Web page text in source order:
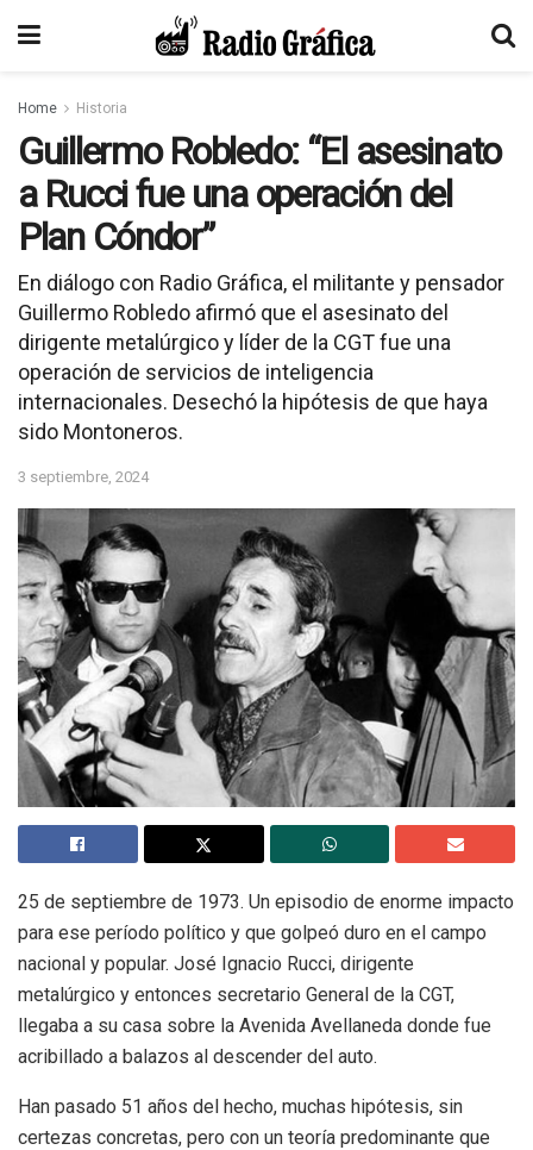
Home Historia
Guillermo Robledo: “El asesinato
a Rucci fue una operación del
Plan Cóndor”
En diálogo con Radio Gráfica, el militante y pensador
Guillermo Robledo afirmó que el asesinato del
dirigente metalúrgico y líder de la CGT fue una
operación de servicios de inteligencia
internacionales. Desechó la hipótesis de que haya
sido Montoneros.
3 septiembre, 2024
25 de septiembre de 1973. Un episodio de enorme impacto
para ese período político y que golpeó duro en el campo
nacional y popular. José Ignacio Rucci, dirigente
metalúrgico y entonces secretario General de la CGT,
llegaba a su casa sobre la Avenida Avellaneda donde fue
acribillado a balazos al descender del auto.
Han pasado 51 años del hecho, muchas hipótesis, sin
certezas concretas, pero con un teoría predominante que